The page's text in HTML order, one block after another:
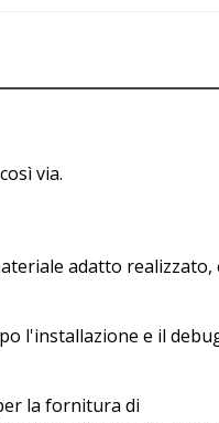
via.
adatto realizzato,
l'installazione e il
la fornitura di